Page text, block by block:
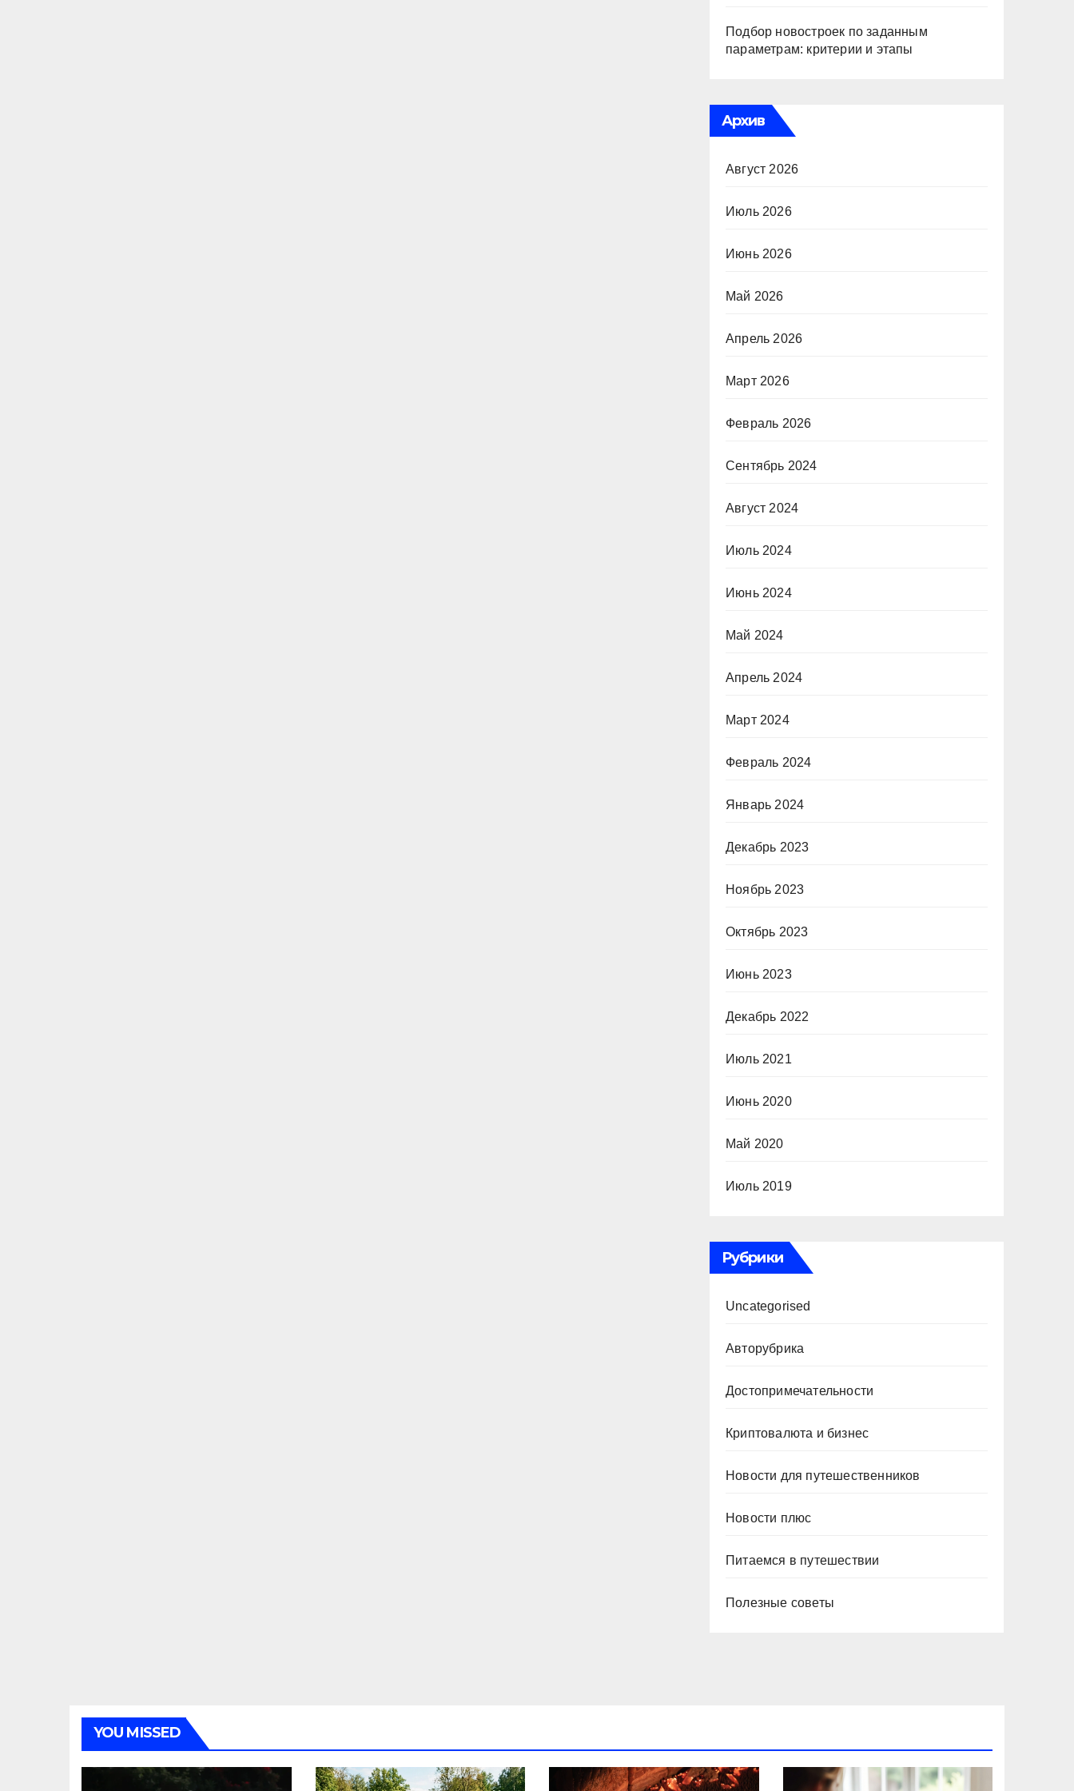
Подбор новостроек по заданным
параметрам: критерии и этапы
Архив
Август 2026
Июль 2026
Июнь 2026
Май 2026
Апрель 2026
Март 2026
Февраль 2026
Сентябрь 2024
Август 2024
Июль 2024
Июнь 2024
Май 2024
Апрель 2024
Март 2024
Февраль 2024
Январь 2024
Декабрь 2023
Ноябрь 2023
Октябрь 2023
Июнь 2023
Декабрь 2022
Июль 2021
Июнь 2020
Май 2020
Июль 2019
Рубрики
Uncategorised
Авторубрика
Достопримечательности
Криптовалюта и бизнес
Новости для путешественников
Новости плюс
Питаемся в путешествии
Полезные советы
YOU MISSED